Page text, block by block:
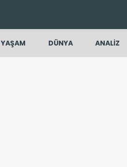
YAŞAM DÜNYA ANALİZ